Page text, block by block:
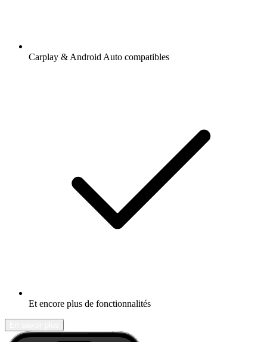
Carplay & Android Auto compatibles
Et encore plus de fonctionnalités